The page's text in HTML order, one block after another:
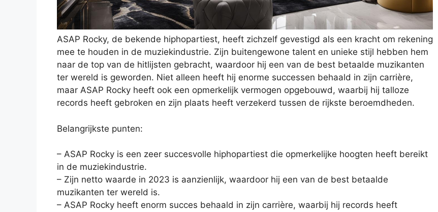
ASAP Rocky, de bekende hiphopartiest, heeft zichzelf gevestigd als een kracht om rekening
mee te houden in de muziekindustrie. Zijn buitengewone talent en unieke stijl hebben hem
naar de top van de hitlijsten gebracht, waardoor hij een van de best betaalde muzikanten
ter wereld is geworden. Niet alleen heeft hij enorme successen behaald in zijn carrière,
maar ASAP Rocky heeft ook een opmerkelijk vermogen opgebouwd, waarbij hij talloze
records heeft gebroken en zijn plaats heeft verzekerd tussen de rijkste beroemdheden.
Belangrijkste punten:
– ASAP Rocky is een zeer succesvolle hiphopartiest die opmerkelijke hoogten heeft bereikt
in de muziekindustrie.
– Zijn netto waarde in 2023 is aanzienlijk, waardoor hij een van de best betaalde
muzikanten ter wereld is.
– ASAP Rocky heeft enorm succes behaald in zijn carrière, waarbij hij records heeft